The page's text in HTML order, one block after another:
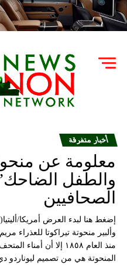
أخبار متفرقة
معلومة عن
والطفل
الصحافيين
وألبير منحوتة تيراكوتا
منذ العام ١٨٥٨ إلا أن
المنحوتة هي من تصميم ليوناردو